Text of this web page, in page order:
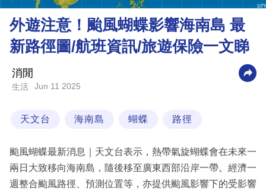
理
財
商
科
生
活
外遊注意！颱風蝴蝶影響海南島 最
新路徑圖/航班資訊/旅遊保險一文睇
消閒
生活 Jun 11 2025
天文台 海南島 蝴蝶 路徑
颱風蝴蝶最新消息｜天文台表示，熱帶氣旋蝴蝶會在未來一
兩日大致移向海南島，隨後移至廣東西部沿岸一帶。經濟一
週整合颱風路徑、預測位置等，亦提供颱風影響下的受影響